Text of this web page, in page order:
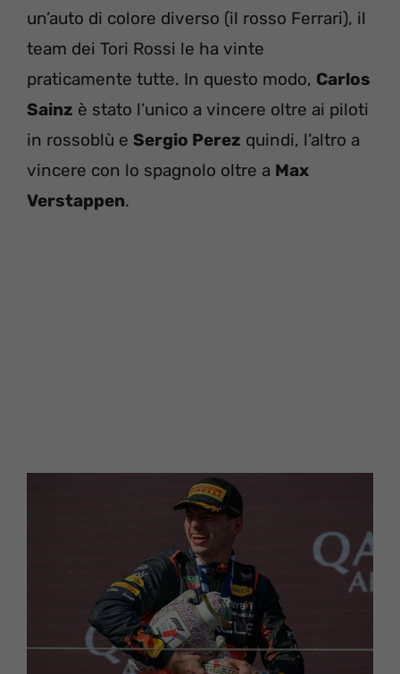
un’auto di colore diverso (il rosso Ferrari), il
team dei Tori Rossi le ha vinte
praticamente tutte. In questo modo, Carlos
Sainz è stato l’unico a vincere oltre ai piloti
in rossoblù e Sergio Perez quindi, l’altro a
vincere con lo spagnolo oltre a Max
Verstappen.